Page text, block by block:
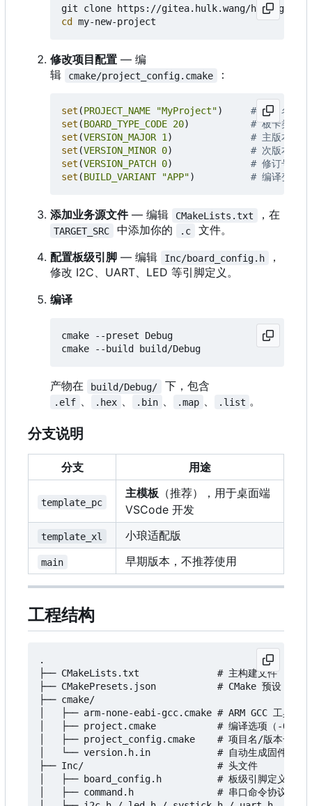
cd
修改项目配置 — 编
辑
cmake/project_config.cmake ：
set (PROJECT_NAME "MyProject")
set (BOARD_TYPE_CODE 20)
set (VERSION_MAJOR 1)
set (VERSION_MINOR 0)
set (VERSION_PATCH 0)
set (BUILD_VARIANT "APP")
添加业务源文件— 编辑 CMakeLists.txt ，在
TARGET_SRC 中添加你的 .c
文件。
配置板级引脚 — 编辑 Inc/board_config.h
，
修改 I2C、UART、LED 等引脚定义。
编译
cmake --preset Debug
产物在 build/Debug/ 下，包含
.elf 、 .hex 、 .bin 、 .map 、 .list 。
分支说明
分支 用途
template_pc
主模板 （推荐），用于桌面端
VSCode 开发
template_xl 小琅适配版
main 早期版本，不推荐使用
工程结构
.
├── CMakeLists.txt              # 主构建文件
├── CMakePresets.json           # CMake 预设（
├── cmake/
│   ├── arm-none-eabi-gcc.cmake # ARM GCC 工具链
│   ├── project.cmake           # 编译选项（-Os/-
│   ├── project_config.cmake    # 项目名/版本号/编
│   └── version.h.in            # 自动生成固件版本
├── Inc/                        # 头文件
│   ├── board_config.h          # 板级引脚定义 + 功
│   ├── command.h               # 串口命令协议